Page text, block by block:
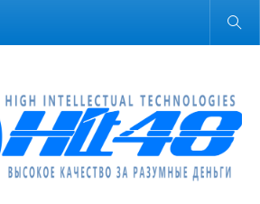
Обычная версия